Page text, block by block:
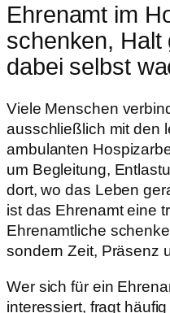
Ehrenamt im
schenken, Halt
dabei selbst
Viele Menschen
ausschließlich mit den
ambulanten
um Begleitung,
dort, wo das Leben
ist das Ehrenamt eine
Ehrenamtliche
sondern Zeit, Präsenz
Wer sich für ein
interessiert, fragt